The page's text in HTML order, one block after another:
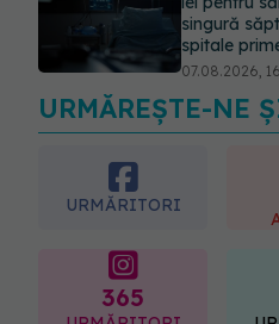
singură
spitale
07.08.2026,
Ce spune
preferată
pe care o
"codul
URMĂREȘTE-NE
URMĂRITORI
365